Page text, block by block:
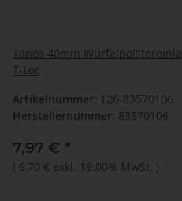
Tanos 40mm
T-Loc
Artikelnummer: 126-83570106
Herstellernummer: 83570106
7,97 € *
( 6,70 € exkl. 19.00% MwSt. )